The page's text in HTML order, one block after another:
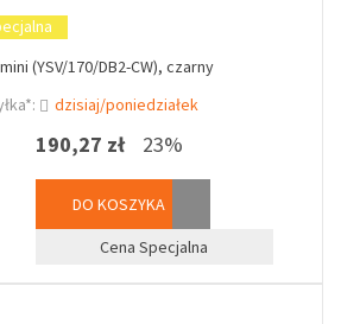
(YSV/170/DB2-CW), czarny
dzisiaj/poniedziałek
190,27 zł 23%
DO KOSZYKA
Cena Specjalna